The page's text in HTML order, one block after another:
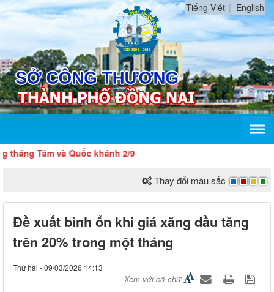
Tiếng Việt English
Tám và Quốc khánh 2/9
Thay đổi màu sắc
Đề xuất bình ổn khi giá xăng dầu tăng
trên 20% trong một tháng
Thứ hai - 09/03/2026 14:13
Xem với cỡ chữ